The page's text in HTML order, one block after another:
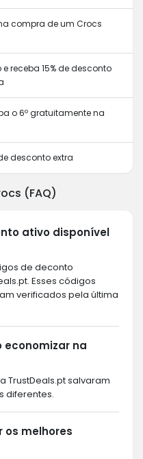
compra de um Crocs
receba 15% de desconto
o 6º gratuitamente na
desconto extra
(FAQ)
ativo disponível
de deconto
Esses códigos
verificados pela última
economizar na
TrustDeals.pt salvaram
diferentes.
os melhores